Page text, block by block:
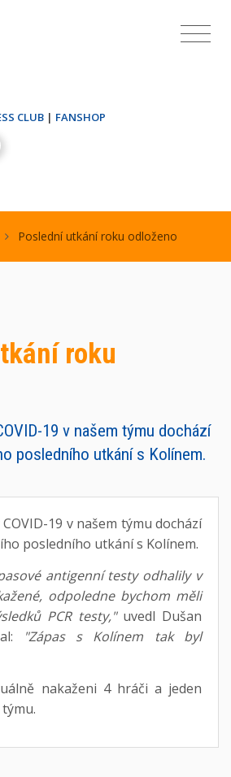
CLUB | FANSHOP
Poslední utkání roku odloženo
roku
19 v našem týmu dochází
posledního utkání s Kolínem.
19 v našem týmu dochází
posledního utkání s Kolínem.
antigenní testy odhalily v
odpoledne bychom měli
PCR testy,"uvedl Dušan
"Zápas s Kolínem tak byl
nakaženi 4 hráči a jeden